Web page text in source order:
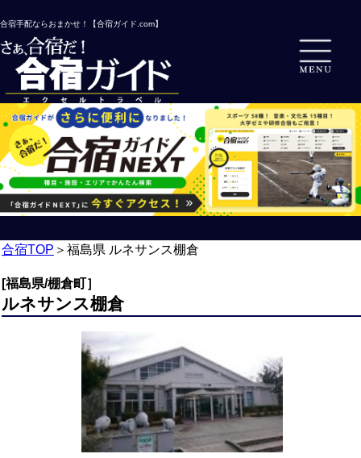
合宿手配ならおまかせ！【合宿ガイド.com】
合宿TOP ＞ 福島県 ルネサンス棚倉
[福島県/棚倉町］
ルネサンス棚倉